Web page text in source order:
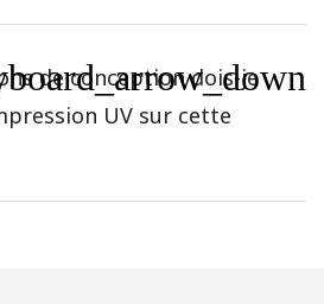
de conception dois-je
UV sur cette